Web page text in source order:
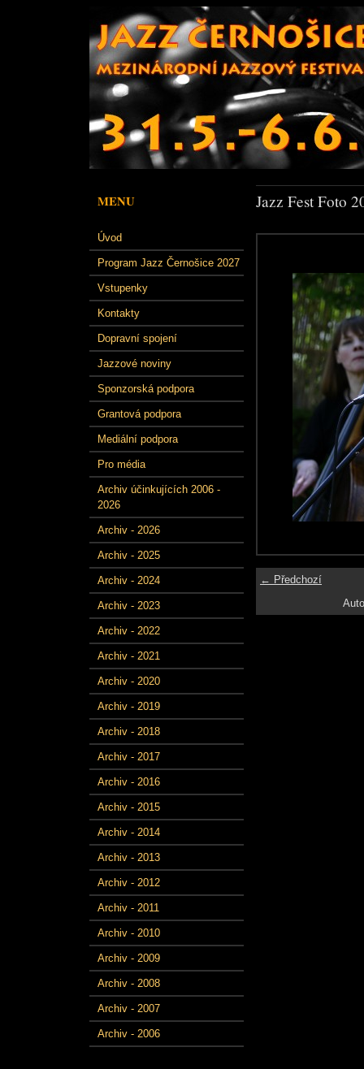
MENU
Úvod
Program Jazz Černošice 2027
Vstupenky
Kontakty
Dopravní spojení
Jazzové noviny
Sponzorská podpora
Grantová podpora
Mediální podpora
Pro média
Archiv účinkujících 2006 -
2026
Archiv - 2026
Archiv - 2025
Archiv - 2024
Archiv - 2023
Archiv - 2022
Archiv - 2021
Archiv - 2020
Archiv - 2019
Archiv - 2018
Archiv - 2017
Archiv - 2016
Archiv - 2015
Archiv - 2014
Archiv - 2013
Archiv - 2012
Archiv - 2011
Archiv - 2010
Archiv - 2009
Archiv - 2008
Archiv - 2007
Archiv - 2006
Jazz Fest Foto
← Předchozí